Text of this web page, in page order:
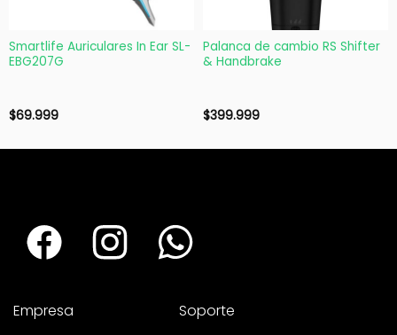
Smartlife Auriculares In Ear SL-
EBG207G
$69.999
Palanca de cambio RS Shifter
& Handbrake
$399.999
Empresa
Soporte